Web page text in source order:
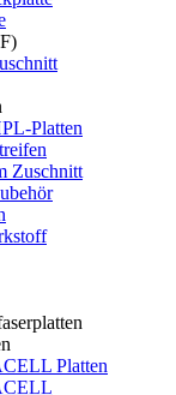
Platten
Zuschnitt
Platten